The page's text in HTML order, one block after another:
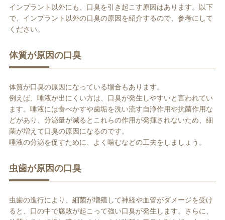
インプラント以外にも、口臭を引き起こす原因はあります。以下
で、インプラント以外の口臭の原因を紹介するので、参考にして
ください。
体質が原因の口臭
体質が口臭の原因になっている場合もあります。
例えば、唾液が出にくい方は、口臭が発生しやすいと言われてい
ます。唾液には食べかすや歯垢を洗い流す自浄作用や抗菌作用な
どがあり、分泌量が減るとこれらの作用が発揮されないため、細
菌が増えて口臭の原因になるのです。
唾液の分泌を促すために、よく噛むなどの工夫をしましょう。
虫歯が原因の口臭
虫歯の進行により、細菌が増殖して神経や血管がダメージを受け
ると、口の中で腐敗が起こって強い口臭が発生します。さらに、